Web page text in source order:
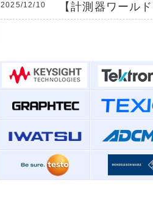
2025/12/10 【計測器ワール